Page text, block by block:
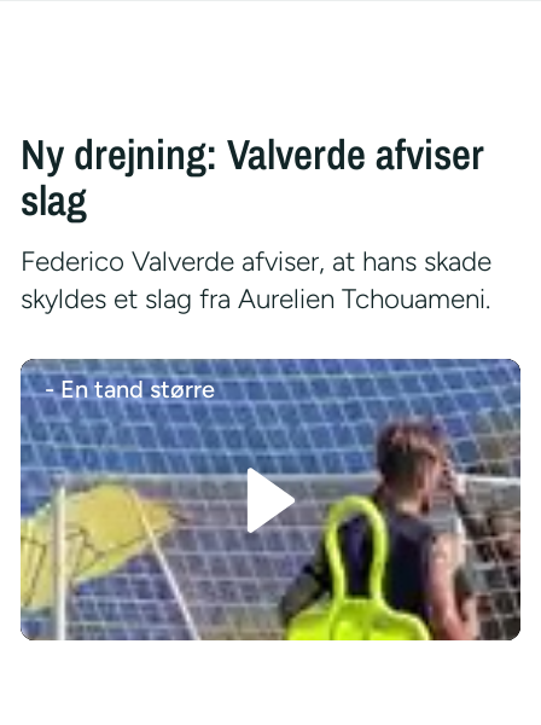
Ny drejning: Valverde afviser
slag
Federico Valverde afviser, at hans skade
skyldes et slag fra Aurelien Tchouameni.
- En tand større
/